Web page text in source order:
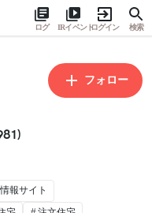
ログ IRイベントログイン 検索
フォロー
報サイト